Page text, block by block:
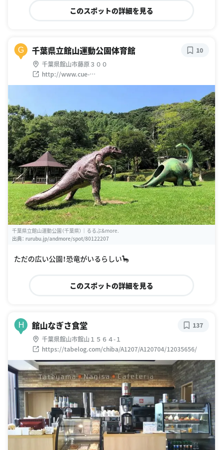
このスポットの詳細を見る
G 千葉県立館山運動公園体育館
千葉県館山市藤原３００
http://www.cue-
net.or.jp/kouen/tateyama/annai/gymnasium.html
10
千葉県立館山運動公園（千葉県）｜るるぶ&more.
出典： rurubu.jp/andmore/spot/80122207
ただの広い公園！恐竜がいるらしい🦕
このスポットの詳細を見る
H 館山なぎさ食堂
千葉県館山市館山１５６４-１
https://tabelog.com/chiba/A1207/A120704/12035656/
137